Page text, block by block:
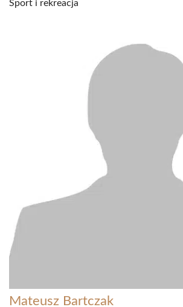
Sport i rekreacja
Mateusz Bartczak